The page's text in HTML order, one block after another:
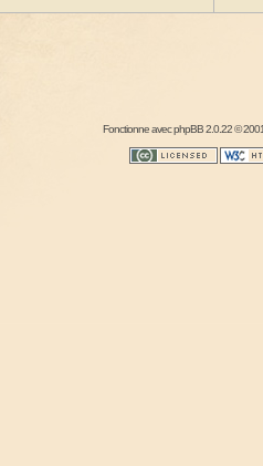
Fonctionne avecphpBB2.0.22 ©